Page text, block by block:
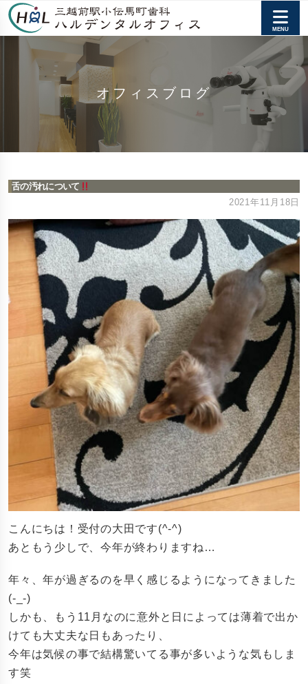
オフィスブログ
舌の汚れについて
2021年11月18日
こんにちは！受付の大田です(^-^)
あともう少しで、今年が終わりますね…
年々、年が過ぎるのを早く感じるようになってきました
(-_-)
しかも、もう11月なのに意外と日によっては薄着で出か
けても大丈夫な日もあったり、
今年は気候の事で結構驚いてる事が多いような気もしま
す笑